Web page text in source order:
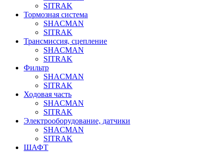
SITRAK
Тормозная система
SHACMAN
SITRAK
Трансмиссия, сцепление
SHACMAN
SITRAK
Фильтр
SHACMAN
SITRAK
Ходовая часть
SHACMAN
SITRAK
Электрооборудование, датчики
SHACMAN
SITRAK
ШАФТ